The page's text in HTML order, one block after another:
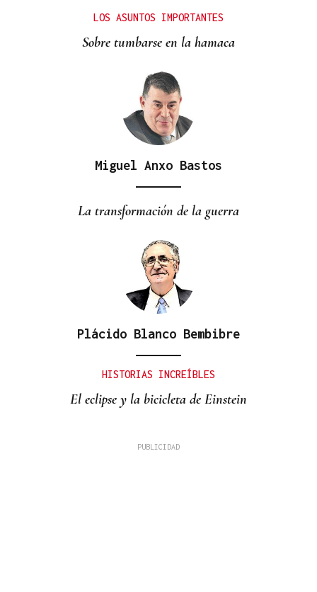
Estas son las medidas acordadas por la Xunta,
LOS ASUNTOS IMPORTANTES
Sobre tumbarse en la hamaca
Miguel Anxo Bastos
La transformación de la guerra
Plácido Blanco Bembibre
HISTORIAS INCREÍBLES
El eclipse y la bicicleta de Einstein